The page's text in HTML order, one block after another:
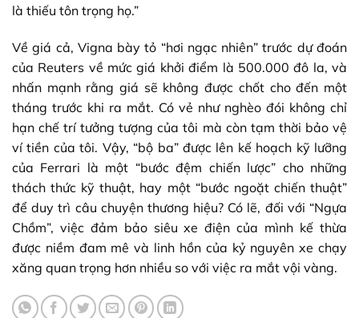
là thiếu tôn trọng họ.”
Về giá cả, Vigna bày tỏ “hơi ngạc nhiên” trước dự đoán
của Reuters về mức giá khởi điểm là 500.000 đô la, và
nhấn mạnh rằng giá sẽ không được chốt cho đến một
tháng trước khi ra mắt. Có vẻ như nghèo đói không chỉ
hạn chế trí tưởng tượng của tôi mà còn tạm thời bảo vệ
ví tiền của tôi. Vậy, “bộ ba” được lên kế hoạch kỹ lưỡng
của Ferrari là một “bước đệm chiến lược” cho những
thách thức kỹ thuật, hay một “bước ngoặt chiến thuật”
để duy trì câu chuyện thương hiệu? Có lẽ, đối với “Ngựa
Chồm”, việc đảm bảo siêu xe điện của mình kế thừa
được niềm đam mê và linh hồn của kỷ nguyên xe chạy
xăng quan trọng hơn nhiều so với việc ra mắt vội vàng.